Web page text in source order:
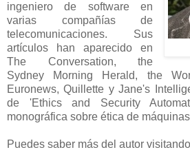
ingeniero de software en
varias compañías de
telecomunicaciones. Sus
artículos han aparecido en
The Conversation, the
Sydney Morning Herald, the
Euronews, Quillette y Jane's
de 'Ethics and Security
monográfica sobre ética de
Puedes saber más del autor